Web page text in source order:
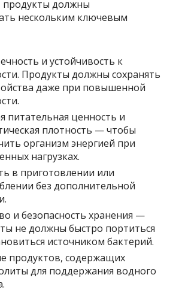
продукты должны
нескольким ключевым
и устойчивость к
Продукты должны сохранять
даже при повышенной
питательная ценность и
плотность — чтобы
организм энергией при
нагрузках.
в приготовлении или
без дополнительной
и безопасность хранения —
не должны быстро портиться
источником бактерий.
продуктов, содержащих
для поддержания водного